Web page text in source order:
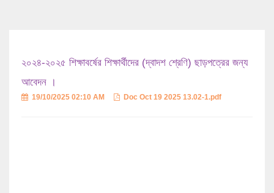
২০২৪-২০২৫ শিক্ষাবর্ষের শিক্ষার্থীদের (দ্বাদশ শ্রেণি) ছাড়পত্রের জন্য
আবেদন ।
19/10/2025 02:10 AM Doc Oct 19 2025 13.02-1.pdf